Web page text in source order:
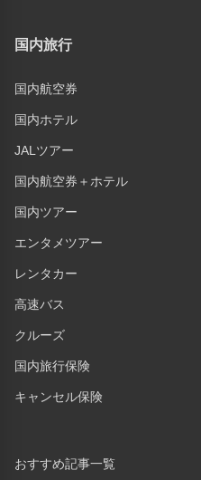
国内旅行
国内航空券
国内ホテル
JALツアー
国内航空券＋ホテル
国内ツアー
エンタメツアー
レンタカー
高速バス
クルーズ
国内旅行保険
キャンセル保険
おすすめ記事一覧